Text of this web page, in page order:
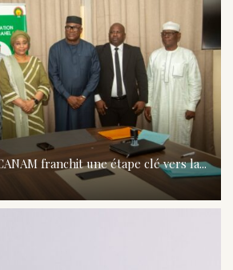
franchit une étape clé vers la...